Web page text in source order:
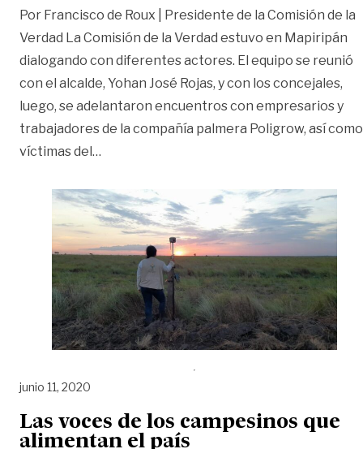
Por Francisco de Roux | Presidente de la Comisión de la
Verdad La Comisión de la Verdad estuvo en Mapiripán
dialogando con diferentes actores. El equipo se reunió
con el alcalde, Yohan José Rojas, y con los concejales,
luego, se adelantaron encuentros con empresarios y
trabajadores de la compañía palmera Poligrow, así como
víctimas del…
junio 11, 2020
Las voces de los campesinos que
alimentan el país